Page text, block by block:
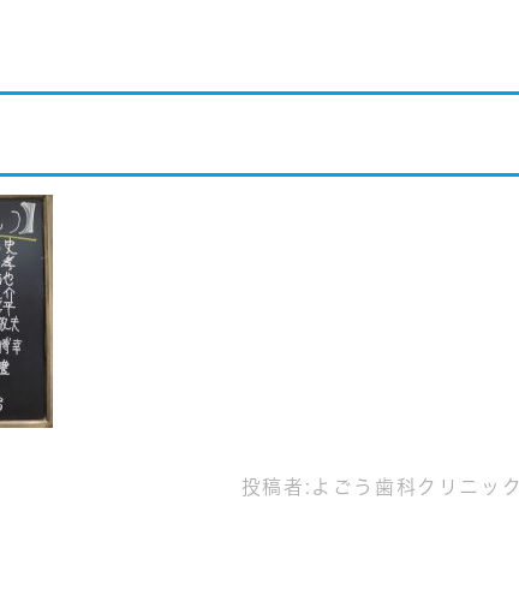
投稿者: よごう歯科クリニック